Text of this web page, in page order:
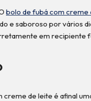
bolo de fubá com creme
e saboroso por vários
em recipiente
creme de leite é afinal